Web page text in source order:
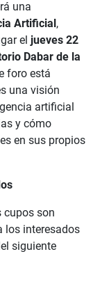
una
Artificial ,
el jueves 22
Dabar de la
foro está
una visión
artificial
y cómo
en sus propios
cupos son
los interesados
siguiente